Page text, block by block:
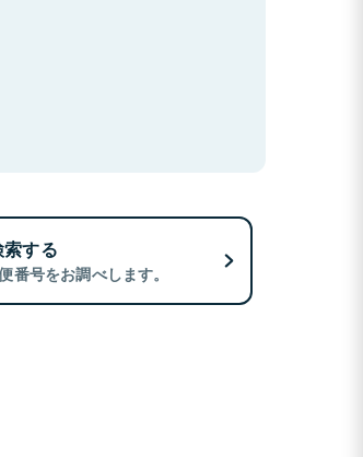
する
番号をお調べします。